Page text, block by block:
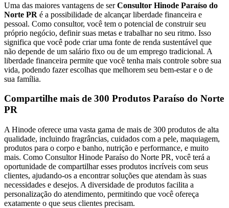
Uma das maiores vantagens de serConsultor Hinode Paraíso do
Norte PR é a possibilidade de alcançar liberdade financeira e
pessoal. Como consultor, você tem o potencial de construir seu
próprio negócio, definir suas metas e trabalhar no seu ritmo. Isso
significa que você pode criar uma fonte de renda sustentável que
não depende de um salário fixo ou de um emprego tradicional. A
liberdade financeira permite que você tenha mais controle sobre sua
vida, podendo fazer escolhas que melhorem seu bem-estar e o de
sua família.
Compartilhe mais de 300 Produtos Paraíso do Norte
PR
A Hinode oferece uma vasta gama de mais de 300 produtos de alta
qualidade, incluindo fragrâncias, cuidados com a pele, maquiagem,
produtos para o corpo e banho, nutrição e performance, e muito
mais. Como Consultor Hinode Paraíso do Norte PR, você terá a
oportunidade de compartilhar esses produtos incríveis com seus
clientes, ajudando-os a encontrar soluções que atendam às suas
necessidades e desejos. A diversidade de produtos facilita a
personalização do atendimento, permitindo que você ofereça
exatamente o que seus clientes precisam.